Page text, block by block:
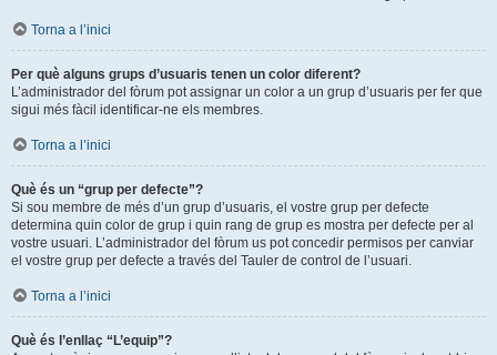
Torna a l’inici
Per què alguns grups d’usuaris tenen un color diferent?
L’administrador del fòrum pot assignar un color a un grup d’usuaris per fer que
sigui més fàcil identificar-ne els membres.
Torna a l’inici
Què és un “grup per defecte”?
Si sou membre de més d’un grup d’usuaris, el vostre grup per defecte
determina quin color de grup i quin rang de grup es mostra per defecte per al
vostre usuari. L’administrador del fòrum us pot concedir permisos per canviar
el vostre grup per defecte a través del Tauler de control de l’usuari.
Torna a l’inici
Què és l’enllaç “L’equip”?